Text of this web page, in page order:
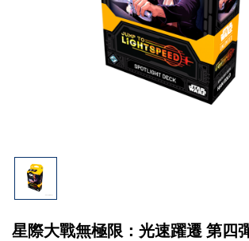
星際大戰無極限：光速躍遷 第四